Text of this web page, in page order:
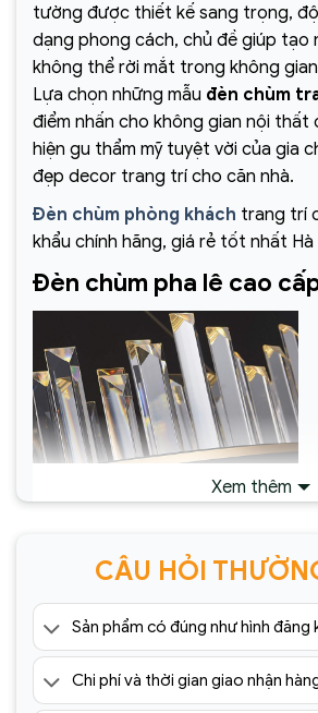
tường được thiết kế sang trọng,
dạng phong cách, chủ đề giúp tạo
không thể rời mắt trong không
Lựa chọn những mẫu đèn chùm
điểm nhấn cho không gian nội thất
hiện gu thẩm mỹ tuyệt vời của gia
đẹp decor trang trí cho căn nhà.
Đèn chùm phòng khách trang trí
khẩu chính hãng, giá rẻ tốt nhất Hà
Đèn chùm pha lê cao
Đèn chùm pha lê cao cấp SC0176-
SR(1)
Xem thêm
CÂU HỎI
Sản phẩm có đúng như hình đăng
Chi phí và thời gian giao nhận